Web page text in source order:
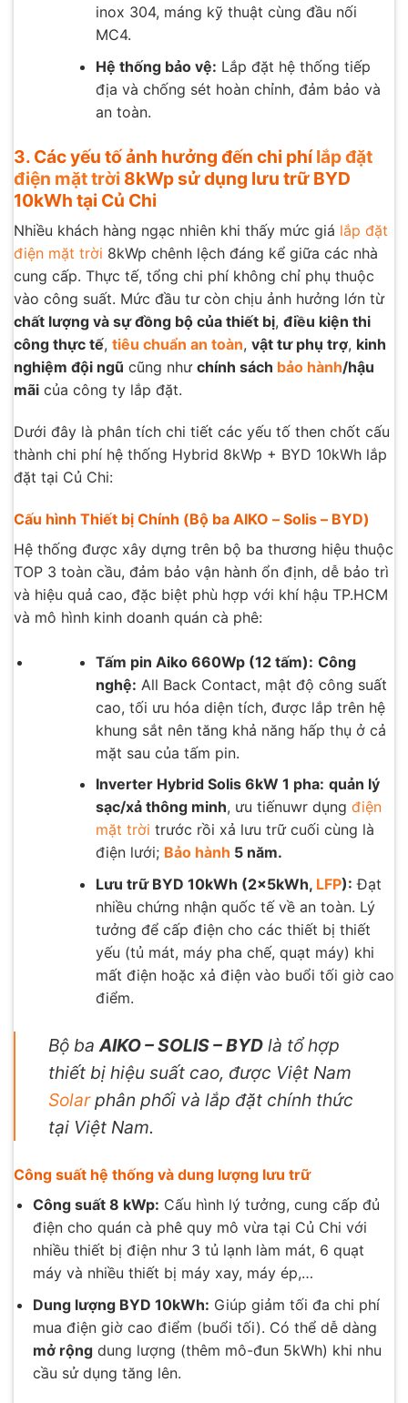
inox 304, máng kỹ thuật cùng đầu nối
MC4.
Hệ thống bảo vệ: Lắp đặt hệ thống tiếp
địa và chống sét hoàn chỉnh, đảm bảo và
an toàn.
3. Các yếu tố ảnh hưởng đến chi phílắp đặt
điện mặt trời 8kWp sử dụng lưu trữ BYD
10kWh tại Củ Chi
Nhiều khách hàng ngạc nhiên khi thấy mức giá lắp đặt
điện mặt trời 8kWp chênh lệch đáng kể giữa các nhà
cung cấp. Thực tế, tổng chi phí không chỉ phụ thuộc
vào công suất. Mức đầu tư còn chịu ảnh hưởng lớn từ
chất lượng và sự đồng bộ của thiết bị, điều kiện thi
công thực tế, tiêu chuẩn an toàn, vật tư phụ trợ, kinh
nghiệm đội ngũ cũng như chính sách bảo hành/hậu
mãi của công ty lắp đặt.
Dưới đây là phân tích chi tiết các yếu tố then chốt cấu
thành chi phí hệ thống Hybrid 8kWp + BYD 10kWh lắp
đặt tại Củ Chi:
Cấu hình Thiết bị Chính (Bộ ba AIKO – Solis – BYD)
Hệ thống được xây dựng trên bộ ba thương hiệu thuộc
TOP 3 toàn cầu, đảm bảo vận hành ổn định, dễ bảo trì
và hiệu quả cao, đặc biệt phù hợp với khí hậu TP.HCM
và mô hình kinh doanh quán cà phê:
Tấm pin Aiko 660Wp (12 tấm): Công
nghệ: All Back Contact, mật độ công suất
cao, tối ưu hóa diện tích, được lắp trên hệ
khung sắt nên tăng khả năng hấp thụ ở cả
mặt sau của tấm pin.
Inverter Hybrid Solis 6kW 1 pha: quản lý
sạc/xả thông minh, ưu tiếnuwr dụng điện
mặt trời trước rồi xả lưu trữ cuối cùng là
điện lưới; Bảo hành 5 năm.
Lưu trữ BYD 10kWh (2×5kWh, LFP): Đạt
nhiều chứng nhận quốc tế về an toàn. Lý
tưởng để cấp điện cho các thiết bị thiết
yếu (tủ mát, máy pha chế, quạt máy) khi
mất điện hoặc xả điện vào buổi tối giờ cao
điểm.
Bộ baAIKO – SOLIS – BYD là tổ hợp
thiết bị hiệu suất cao, được Việt Nam
Solarphân phối và lắp đặt chính thức
tại Việt Nam.
Công suất hệ thống và dung lượng lưu trữ
Công suất 8 kWp: Cấu hình lý tưởng, cung cấp đủ
điện cho quán cà phê quy mô vừa tại Củ Chi với
nhiều thiết bị điện như 3 tủ lạnh làm mát, 6 quạt
máy và nhiều thiết bị máy xay, máy ép,…
Dung lượng BYD 10kWh: Giúp giảm tối đa chi phí
mua điện giờ cao điểm (buổi tối). Có thể dễ dàng
mở rộngdung lượng (thêm mô-đun 5kWh) khi nhu
cầu sử dụng tăng lên.